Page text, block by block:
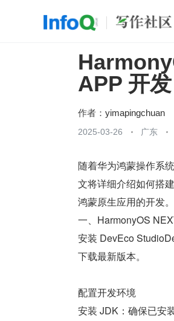
移动开发 Java
AI 大数据
查看更多
APP 开发
作者： yimapingchuan
2025-03-26 广东
随着华为鸿蒙操作系
文将详细介绍如何搭
鸿蒙原生应用的开发。
一、HarmonyOS
安装 DevEco
下载最新版本。
配置开发环境
安装 JDK：确保已安